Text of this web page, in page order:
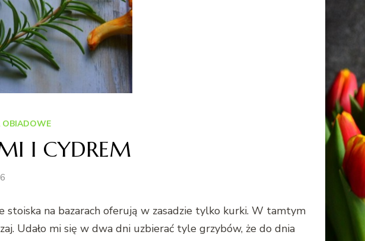
OBIADOWE
I CYDREM
na bazarach oferują w zasadzie tylko kurki. W tamtym
Udało mi się w dwa dni uzbierać tyle grzybów, że do dnia